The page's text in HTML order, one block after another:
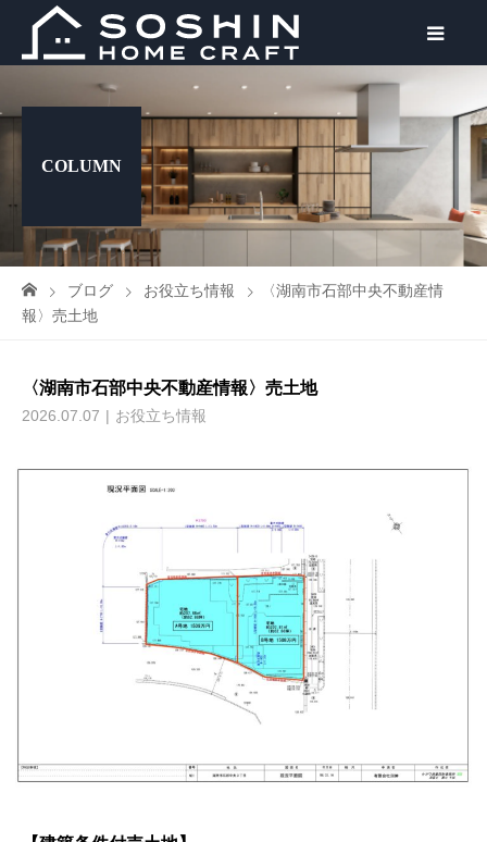
COLUMN
ブログ お役立ち情報
〈湖南市石部中央不動産情
報〉売土地
〈湖南市石部中央不動産情報〉売土地
2026.07.07 お役立ち情報